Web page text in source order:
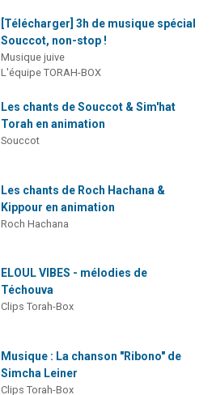
[Télécharger] 3h de musique spécial
Souccot, non-stop !
Musique juive
L'équipe TORAH-BOX
Les chants de Souccot & Sim'hat
Torah en animation
Souccot
Les chants de Roch Hachana &
Kippour en animation
Roch Hachana
ELOUL VIBES - mélodies de
Téchouva
Clips Torah-Box
Musique : La chanson "Ribono" de
Simcha Leiner
Clips Torah-Box